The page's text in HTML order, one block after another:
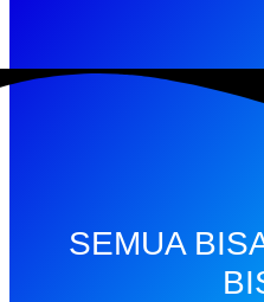
SEMUA